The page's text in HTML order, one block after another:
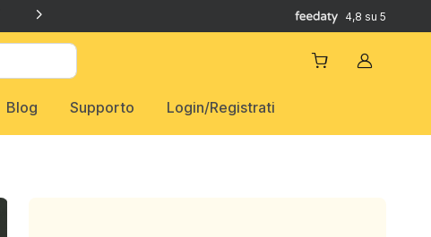
4,8 su 5
Account
Blog Supporto Login/Registrati